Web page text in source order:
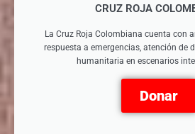
CRUZ ROJA
La Cruz Roja Colombiana cuenta con
respuesta a emergencias, atención de
humanitaria en escenarios
Donar